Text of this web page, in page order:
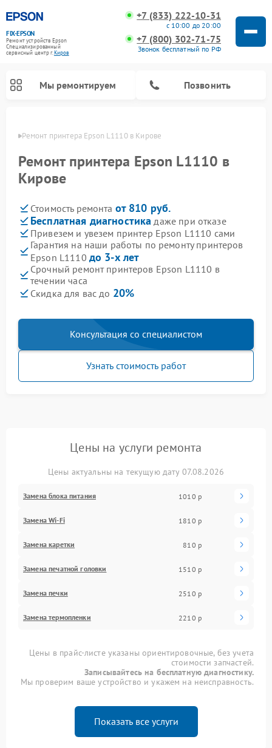
FIX-EPSON
Ремонт устройств Epson
Специализированный
cервисный центр г.Киров
+7 (833) 222-10-31
с 10:00 до 20:00
+7 (800) 302-71-75
Звонок бесплатный по РФ
Мы ремонтируем Позвонить
Ремонт принтера Epson L1110 в Кирове
Ремонт принтера Epson L1110 в
Кирове
Стоимость ремонта от 810 руб.
Бесплатная диагностика даже при отказе
Привезем и увезем принтер Epson L1110 сами
Гарантия на наши работы по ремонту принтеров
Epson L1110 до 3-х лет
Срочный ремонт принтеров Epson L1110 в
течении часа
Скидка для вас до 20%
Консультация со специалистом
Узнать стоимость работ
Цены на услуги ремонта
Цены актуальны на текущую дату 07.08.2026
Замена блока питания 1010 р
Замена Wi-Fi 1810 р
Замена каретки 810 р
Замена печатной головки 1510 р
Замена печки 2510 р
Замена термопленки 2210 р
Цены в прайс-листе указаны ориентировочные, без учета
стоимости запчастей.
Записывайтесь на бесплатную диагностику.
Мы проверим ваше устройство и укажем на неисправность.
Показать все услуги